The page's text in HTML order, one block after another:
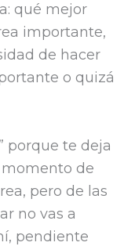
qué mejor
importante,
de hacer
o quizá
porque te deja
de
pero de las
no vas a
pendiente